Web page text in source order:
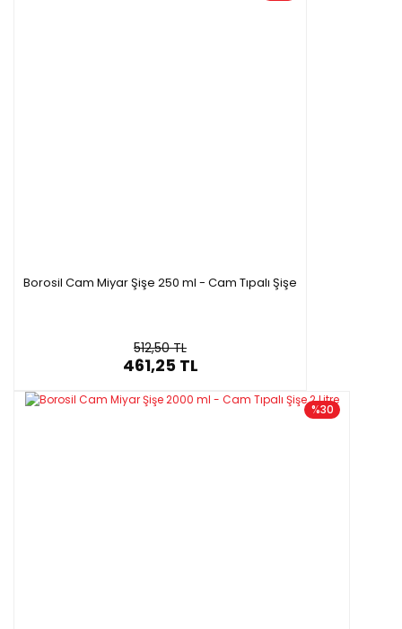
Borosil Cam Miyar Şişe 250 ml - Cam Tıpalı Şişe
512,50 TL
461,25 TL
%30